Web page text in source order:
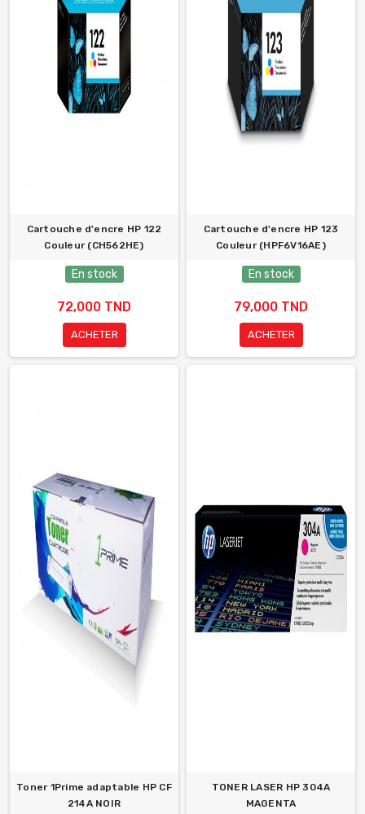
Cartouche d'encre HP 122
Couleur (CH562HE)
En stock
72,000 TND
ACHETER
Cartouche d'encre HP 123
Couleur (HPF6V16AE)
En stock
79,000 TND
ACHETER
Toner 1Prime adaptable HP CF
214A NOIR
TONER LASER HP 304A
MAGENTA